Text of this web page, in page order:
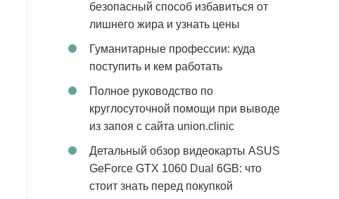
безопасный способ избавиться от
лишнего жира и узнать цены
Гуманитарные профессии: куда
поступить и кем работать
Полное руководство по
круглосуточной помощи при выводе
из запоя с сайта union.clinic
Детальный обзор видеокарты ASUS
GeForce GTX 1060 Dual 6GB: что
стоит знать перед покупкой